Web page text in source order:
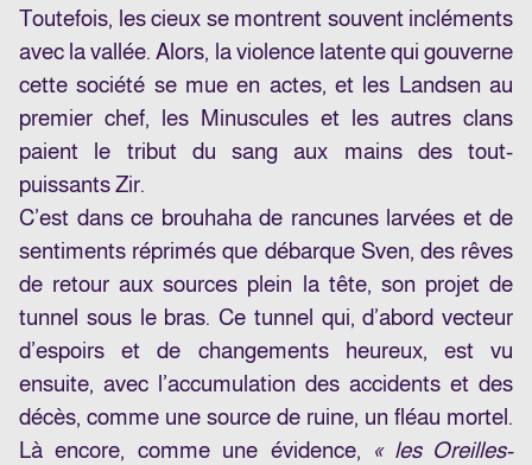
Toutefois, les cieux se montrent souvent incléments
avec la vallée. Alors, la violence latente qui gouverne
cette société se mue en actes, et les Landsen au
premier chef, les Minuscules et les autres clans
paient le tribut du sang aux mains des tout-
puissants Zir.
C’est dans ce brouhaha de rancunes larvées et de
sentiments réprimés que débarque Sven, des rêves
de retour aux sources plein la tête, son projet de
tunnel sous le bras. Ce tunnel qui, d’abord vecteur
d’espoirs et de changements heureux, est vu
ensuite, avec l’accumulation des accidents et des
décès, comme une source de ruine, un fléau mortel.
Là encore, comme une évidence, « les Oreilles-